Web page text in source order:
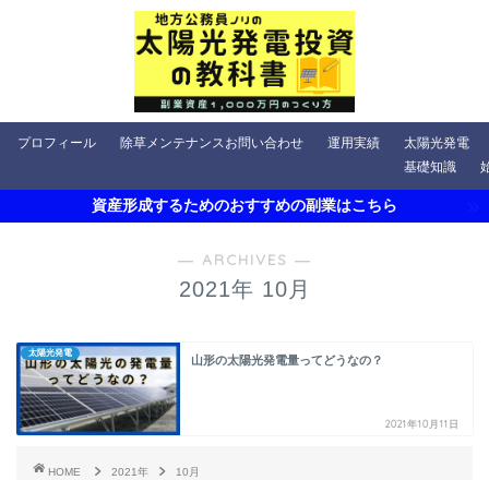
プロフィール 除草メンテナンスお問い合わせ 運用実績
太陽光発電
基礎知識
資産形成するためのおすすめの副業はこちら
― ARCHIVES ―
2021年 10月
太陽光発電
山形の太陽光発電量ってどうなの？
2021年10月11日
HOME 2021年 10月